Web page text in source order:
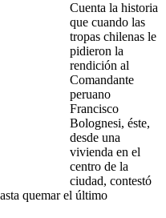
Cuenta la historia
que cuando las
tropas chilenas le
pidieron la
rendición al
Comandante
peruano
Francisco
Bolognesi, éste,
desde una
vivienda en el
centro de la
ciudad, contestó
quemar el último